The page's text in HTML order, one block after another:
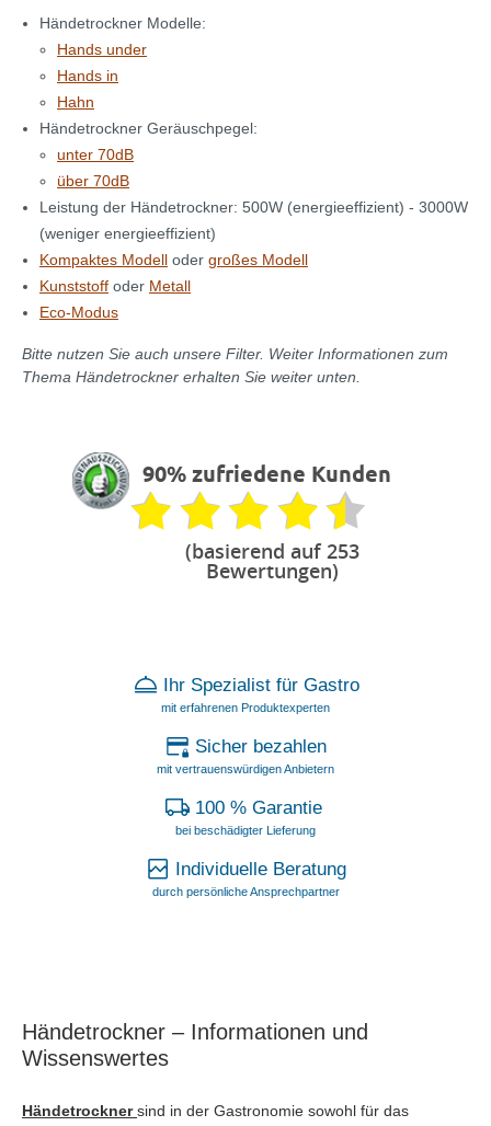
Händetrockner Modelle:
Hands under
Hands in
Hahn
Händetrockner Geräuschpegel:
unter 70dB
über 70dB
Leistung der Händetrockner: 500W (energieeffizient) - 3000W
(weniger energieeffizient)
Kompaktes Modell oder großes Modell
Kunststoff oder Metall
Eco-Modus
Bitte nutzen Sie auch unsere Filter. Weiter Informationen zum
Thema Händetrockner erhalten Sie weiter unten.
90% zufriedene Kunden
(basierend auf 253
Bewertungen)
Ihr Spezialist für Gastro
mit erfahrenen Produktexperten
Sicher bezahlen
mit vertrauenswürdigen Anbietern
100 % Garantie
bei beschädigter Lieferung
Individuelle Beratung
durch persönliche Ansprechpartner
Händetrockner – Informationen und
Wissenswertes
Händetrocknersind in der Gastronomie sowohl für das